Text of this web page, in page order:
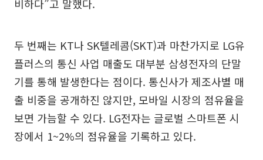
비하다”고 말했다.
두 번째는 KT나 SK텔레콤(SKT)과 마찬가지로 LG유
플러스의 통신 사업 매출도 대부분 삼성전자의 단말
기를 통해 발생한다는 점이다. 통신사가 제조사별 매
출 비중을 공개하진 않지만, 모바일 시장의 점유율을
보면 가늠할 수 있다. LG전자는 글로벌 스마트폰 시
장에서 1~2%의 점유율을 기록하고 있다.